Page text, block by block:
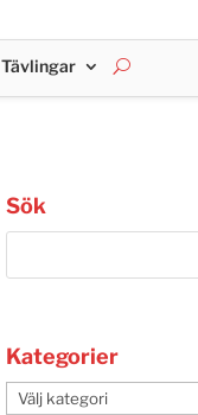
Tävlingar
Sök
Kategorier
Kategorier